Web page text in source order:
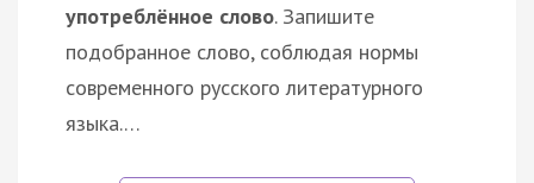
употреблённое слово. Запишите
подобранное слово, соблюдая нормы
современного русского литературного
языка.…